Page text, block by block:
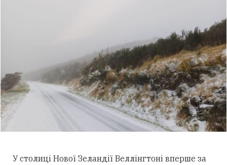
У столиці Нової Зеландії Веллінгтоні вперше за